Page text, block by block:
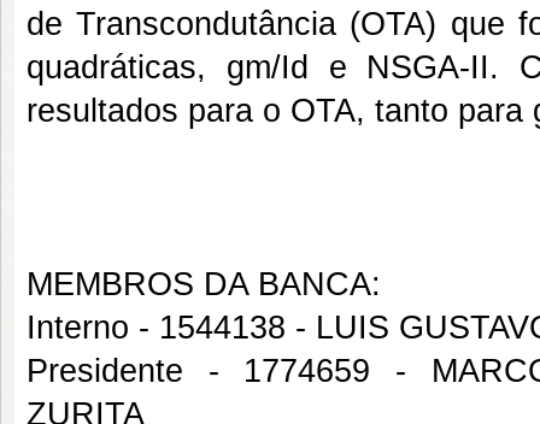
de Transcondutância (OTA) que
quadráticas, gm/Id e NSGA-II.
resultados para o OTA, tanto
MEMBROS DA BANCA:
Interno - 1544138 - LUIS
Presidente - 1774659 -
ZURITA